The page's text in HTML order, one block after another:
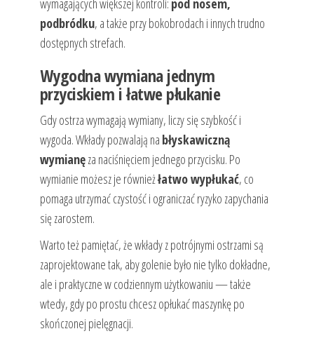
podbródku, a także przy bokobrodach i innych trudno
dostępnych strefach.
Wygodna wymiana jednym
przyciskiem i łatwe płukanie
Gdy ostrza wymagają wymiany, liczy się szybkość i
wygoda. Wkłady pozwalają na błyskawiczną
wymianęza naciśnięciem jednego przycisku. Po
wymianie możesz je równieżłatwo wypłukać, co
pomaga utrzymać czystość i ograniczać ryzyko zapychania
się zarostem.
Warto też pamiętać, że wkłady z potrójnymi ostrzami są
zaprojektowane tak, aby golenie było nie tylko dokładne,
ale i praktyczne w codziennym użytkowaniu — także
wtedy, gdy po prostu chcesz opłukać maszynkę po
skończonej pielęgnacji.